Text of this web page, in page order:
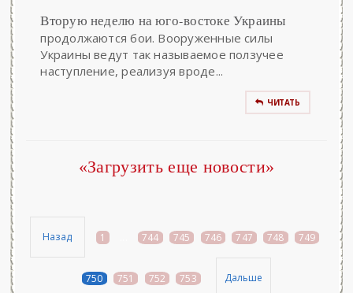
Вторую неделю на юго-востоке Украины
продолжаются бои. Вооруженные силы
Украины ведут так называемое ползучее
наступление, реализуя вроде...
ЧИТАТЬ
«Загрузить еще новости»
Назад 1 744 745 746 747 748 749
750 751 752 753 Дальше